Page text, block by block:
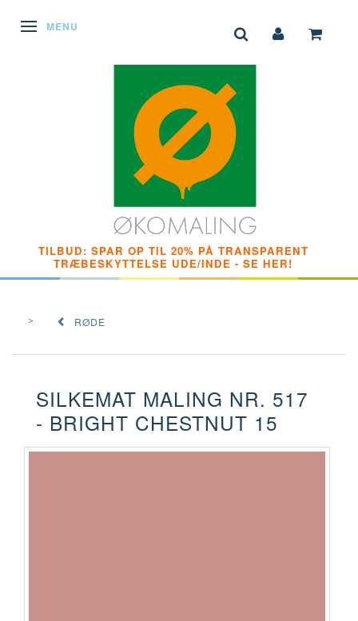
SKIFTE NAVIGATION
MENU
TILBUD: SPAR OP TIL 20% PÅ TRANSPARENT
TRÆBESKYTTELSE UDE/INDE - SE HER!
RØDE
SILKEMAT MALING NR. 517
- BRIGHT CHESTNUT 15